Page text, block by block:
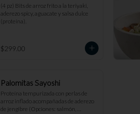
(4 pz) Bits de arroz frito a la teriyaki,
aderezo spicy, aguacate y salsa dulce
(proteína).
$299.00
Palomitas Sayoshi
Proteína tempurizada con perlas de
arroz inflado acompañadas de aderezo
de jengibre (Opciones: salmón,